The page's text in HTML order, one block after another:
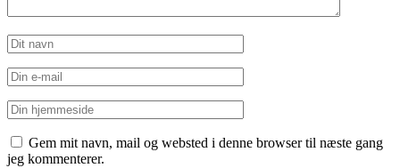
Gem mit navn, mail og websted i denne browser til næste gang
jeg kommenterer.